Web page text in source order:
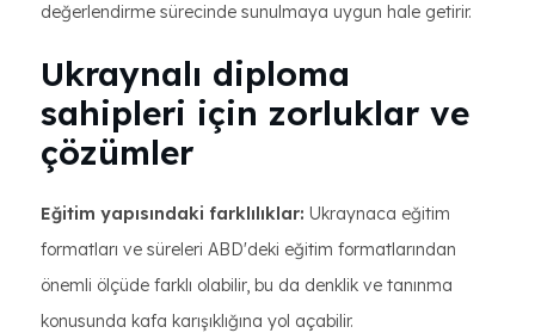
değerlendirme sürecinde sunulmaya uygun hale getirir.
Ukraynalı diploma
sahipleri için zorluklar ve
çözümler
Eğitim yapısındaki farklılıklar: Ukraynaca eğitim
formatları ve süreleri ABD'deki eğitim formatlarından
önemli ölçüde farklı olabilir, bu da denklik ve tanınma
konusunda kafa karışıklığına yol açabilir.